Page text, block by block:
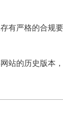
有严格的合规
站的历史版本